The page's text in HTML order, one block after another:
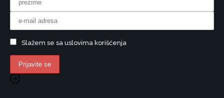
Slažem se sa uslovima korišćenja